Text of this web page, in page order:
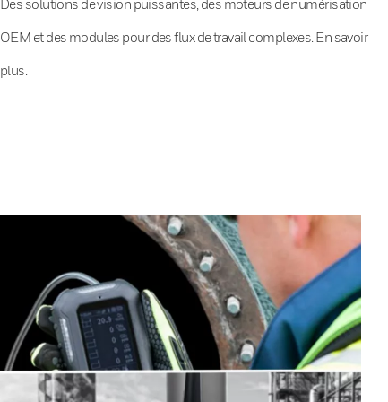
Des solutions de vision puissantes, des moteurs de numérisation
OEM et des modules pour des flux de travail complexes. En savoir
plus.